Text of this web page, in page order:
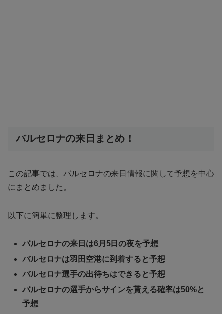
バルセロナの来日まとめ！
この記事では、バルセロナの来日情報に関して予想を中心
にまとめました。
以下に簡単に整理します。
バルセロナの来日は6月5日の夜を予想
バルセロナは羽田空港に到着すると予想
バルセロナ選手の出待ちはできると予想
バルセロナの選手からサインを貰える確率は50%と
予想